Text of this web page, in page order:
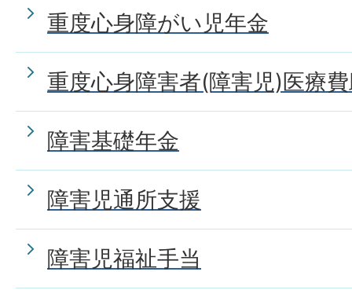
重度心身障がい児年金
重度心身障害者(障害児)医療
障害基礎年金
障害児通所支援
障害児福祉手当